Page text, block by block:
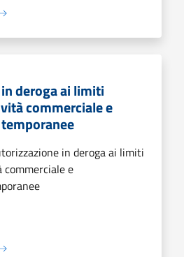
deroga ai limiti
commerciale e
in deroga ai limiti
e